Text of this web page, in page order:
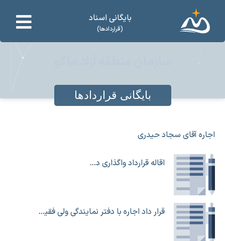
بایگانی اسناد
(قراردادها)
بایگانی قراردادها
اجاره آقای سجاد حیدری
اقاله قرارداد واگذاری دوقطعه زمین به شرکت سنا
قرار داد اجاره با دفتر نمایندگی ولی فقیه استان آذربایجان غربی در امور اهل سنت